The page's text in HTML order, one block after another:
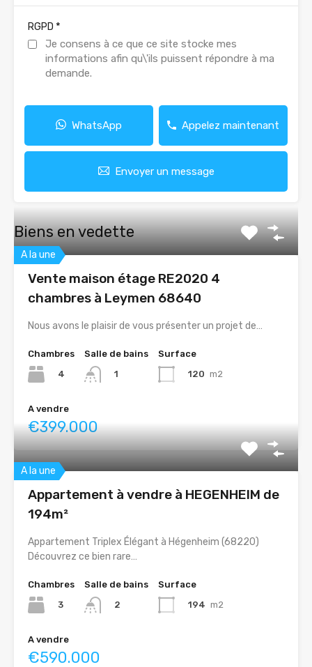
RGPD *
Je consens à ce que ce site stocke mes
informations afin qu\'ils puissent répondre à ma
demande.
WhatsApp Appelez maintenant
Envoyer un message
Biens en vedette
A la une
Vente maison étage RE2020 4
chambres à Leymen 68640
Nous avons le plaisir de vous présenter un projet de…
Chambres
4
Salle de bains
1
Surface
120 m2
A vendre
€399.000
A la une
Appartement à vendre à HEGENHEIM de
194m²
Appartement Triplex Élégant à Hégenheim (68220)
Découvrez ce bien rare…
Chambres
3
Salle de bains
2
Surface
194 m2
A vendre
€590.000